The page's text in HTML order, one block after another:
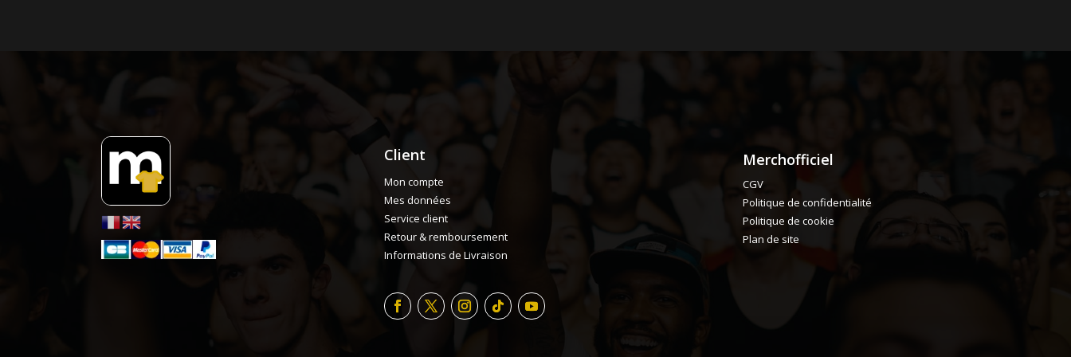
Client
Mon compte
Mes données
Service client
Retour & remboursement
Informations de Livraison
Merchofficiel
CGV
Politique de confidentialité
Politique de cookie
Plan de site